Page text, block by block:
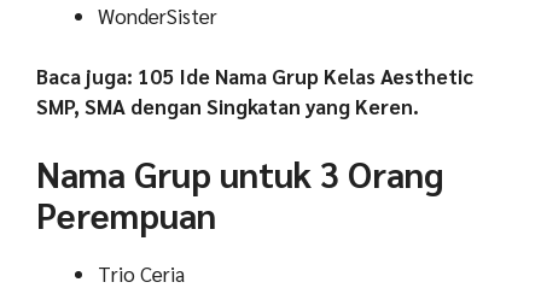
WonderSister
Baca juga: 105 Ide Nama Grup Kelas Aesthetic
SMP, SMA dengan Singkatan yang Keren.
Nama Grup untuk 3 Orang
Perempuan
Trio Ceria